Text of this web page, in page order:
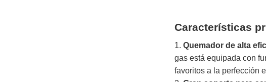
Características
1.Quemador de alta
gas está equipada con
favoritos a la perfección